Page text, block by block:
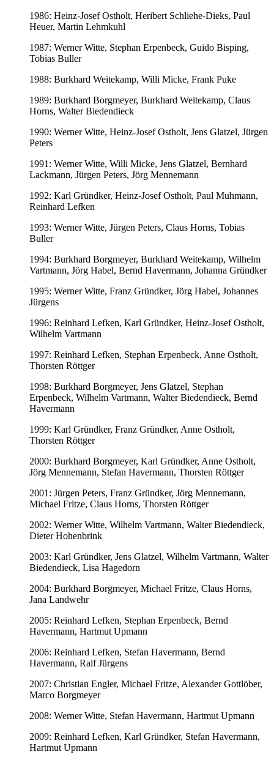
1986: Heinz-Josef Ostholt, Heribert Schliehe-Dieks, Paul
Heuer, Martin Lehmkuhl
1987: Werner Witte, Stephan Erpenbeck, Guido Bisping,
Tobias Buller
1988: Burkhard Weitekamp, Willi Micke, Frank Puke
1989: Burkhard Borgmeyer, Burkhard Weitekamp, Claus
Horns, Walter Biedendieck
1990: Werner Witte, Heinz-Josef Ostholt, Jens Glatzel, Jürgen
Peters
1991: Werner Witte, Willi Micke, Jens Glatzel, Bernhard
Lackmann, Jürgen Peters, Jörg Mennemann
1992: Karl Gründker, Heinz-Josef Ostholt, Paul Muhmann,
Reinhard Lefken
1993: Werner Witte, Jürgen Peters, Claus Horns, Tobias
Buller
1994: Burkhard Borgmeyer, Burkhard Weitekamp, Wilhelm
Vartmann, Jörg Habel, Bernd Havermann, Johanna Gründker
1995: Werner Witte, Franz Gründker, Jörg Habel, Johannes
Jürgens
1996: Reinhard Lefken, Karl Gründker, Heinz-Josef Ostholt,
Wilhelm Vartmann
1997: Reinhard Lefken, Stephan Erpenbeck, Anne Ostholt,
Thorsten Röttger
1998: Burkhard Borgmeyer, Jens Glatzel, Stephan
Erpenbeck, Wilhelm Vartmann, Walter Biedendieck, Bernd
Havermann
1999: Karl Gründker, Franz Gründker, Anne Ostholt,
Thorsten Röttger
2000: Burkhard Borgmeyer, Karl Gründker, Anne Ostholt,
Jörg Mennemann, Stefan Havermann, Thorsten Röttger
2001: Jürgen Peters, Franz Gründker, Jörg Mennemann,
Michael Fritze, Claus Horns, Thorsten Röttger
2002: Werner Witte, Wilhelm Vartmann, Walter Biedendieck,
Dieter Hohenbrink
2003: Karl Gründker, Jens Glatzel, Wilhelm Vartmann, Walter
Biedendieck, Lisa Hagedorn
2004: Burkhard Borgmeyer, Michael Fritze, Claus Horns,
Jana Landwehr
2005: Reinhard Lefken, Stephan Erpenbeck, Bernd
Havermann, Hartmut Upmann
2006: Reinhard Lefken, Stefan Havermann, Bernd
Havermann, Ralf Jürgens
2007: Christian Engler, Michael Fritze, Alexander Gottlöber,
Marco Borgmeyer
2008: Werner Witte, Stefan Havermann, Hartmut Upmann
2009: Reinhard Lefken, Karl Gründker, Stefan Havermann,
Hartmut Upmann